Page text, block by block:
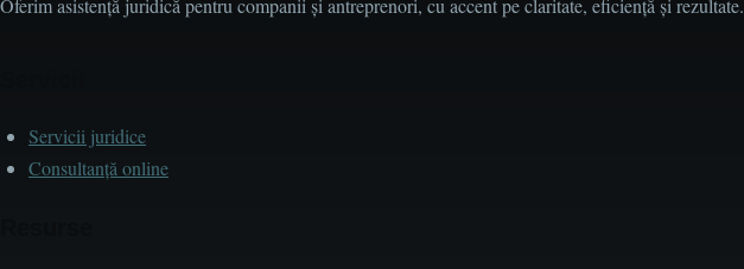
Servicii juridice
Consultanță online